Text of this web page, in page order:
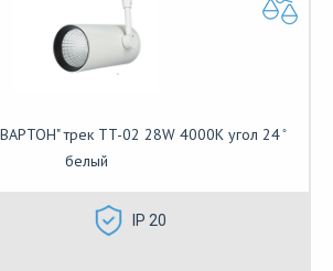
"ВАРТОН" трек TT-02 28W 4000K угол 24
белый
IP 20